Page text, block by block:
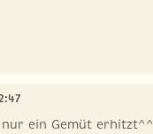
ein Gemüt erhitzt^^